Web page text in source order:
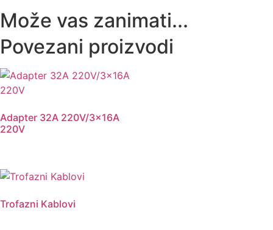
Može vas zanimati...
Povezani proizvodi
Adapter 32A 220V/3x16A
220V
Trofazni Kablovi